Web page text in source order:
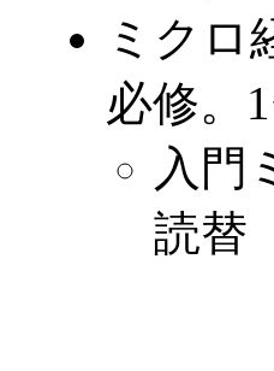
ミクロ
必修。
入門
読替